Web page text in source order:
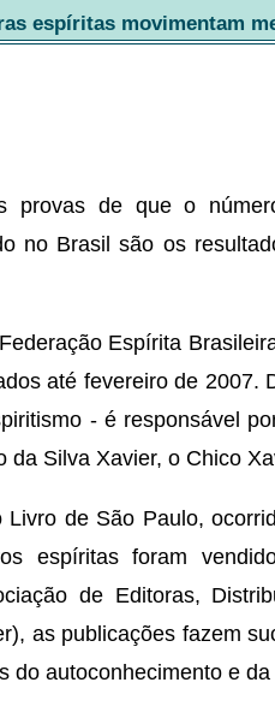
espíritas movimentam
provas de que o
no Brasil são os
Espírita
até fevereiro de 2007.
- é responsável
da Silva Xavier, o Chico
de São Paulo,
espíritas foram
de Editoras,
as publicações fazem
do autoconhecimento e